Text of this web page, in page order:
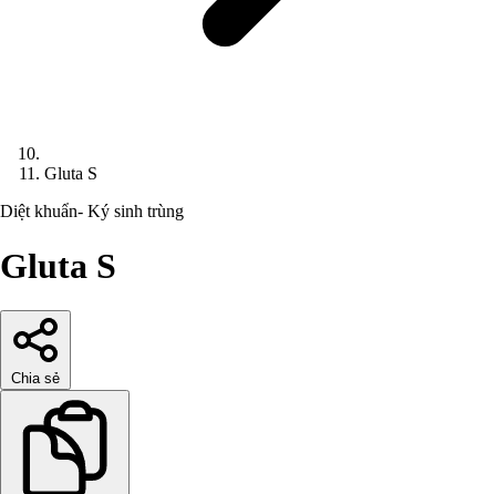
Gluta S
Diệt khuẩn- Ký sinh trùng
Gluta S
Chia sẻ